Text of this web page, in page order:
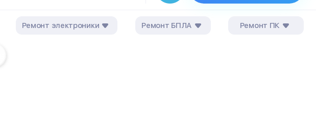
Ремонт электроники Ремонт БПЛА Ремонт ПК